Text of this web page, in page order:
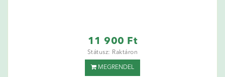
11 900 Ft
Státusz: Raktáron
MEGRENDEL